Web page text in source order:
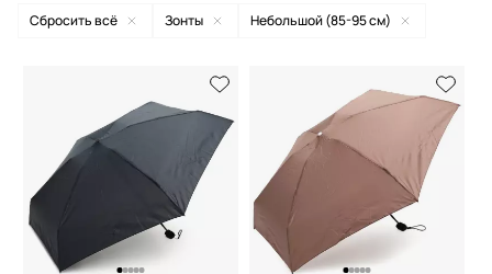
Сначала новинки
По возрастанию цены
По убыванию цены
По размеру скидки
По скорости доставки
Сбросить всё Зонты Небольшой (85-95 см)